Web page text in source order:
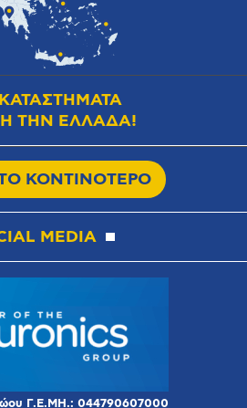
ΤΗΝ ΕΛΛΑΔΑ!
ΤΟ ΚΟΝΤΙΝΟΤΕΡΟ
MEDIA